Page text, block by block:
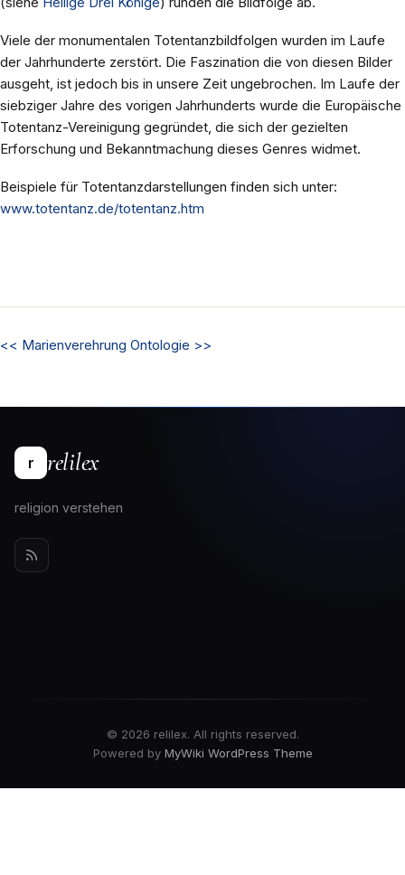
Viele der monumentalen Totentanzbildfolgen wurden im Laufe
der Jahrhunderte zerstört. Die Faszination die von diesen Bilder
ausgeht, ist jedoch bis in unsere Zeit ungebrochen. Im Laufe der
siebziger Jahre des vorigen Jahrhunderts wurde die Europäische
Totentanz-Vereinigung gegründet, die sich der gezielten
Erforschung und Bekanntmachung dieses Genres widmet.
Beispiele für Totentanzdarstellungen finden sich unter:
www.totentanz.de/totentanz.htm
<< Marienverehrung Ontologie >>
r relilex
religion verstehen
© 2026 relilex. All rights reserved.
Powered by MyWiki WordPress Theme